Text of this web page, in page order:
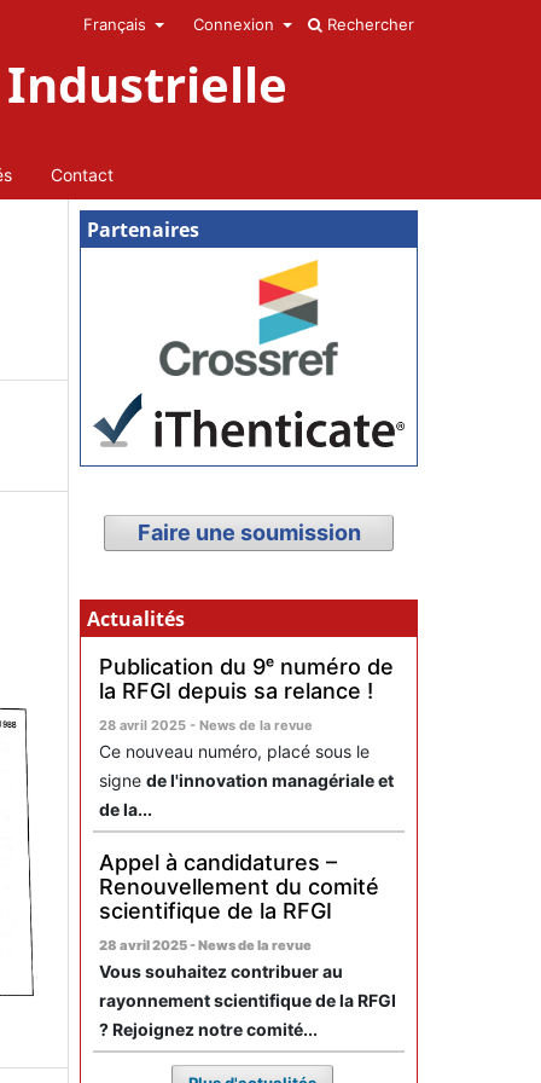
Industrielle
Contact
Rechercher
Français Connexion
Partenaires
Faire une soumission
Actualités
Publication du 9ᵉ numéro de
la RFGI depuis sa relance !
28 avril 2025 - News de la revue
Ce nouveau numéro, placé sous le
signe de l'innovation managériale et
de la...
Appel à candidatures –
Renouvellement du comité
scientifique de la RFGI
28 avril 2025 - News de la revue
Vous souhaitez contribuer au
rayonnement scientifique de la RFGI
? Rejoignez notre comité...